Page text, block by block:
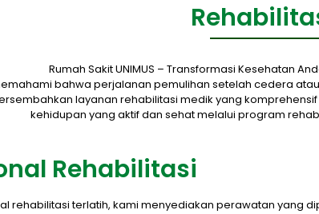
Rumah Sakit UNIMUS – Transformasi Kesehatan
bahwa perjalanan pemulihan setelah cedera
layanan rehabilitasi medik yang
kehidupan yang aktif dan sehat melalui program
Rehabilitasi
rehabilitasi terlatih, kami menyediakan perawatan yang